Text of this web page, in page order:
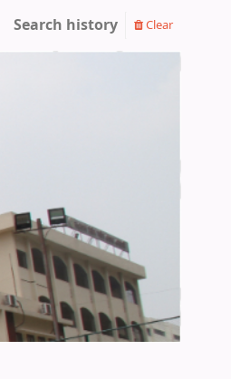
Search history Clear